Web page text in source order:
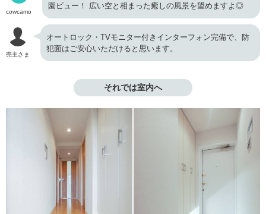
cowcamo
園ビュー！ 広い空と相まった癒しの風景を望めますよ◎
売主さま
オートロック・TVモニター付きインターフォン完備で、防
犯面はご安心いただけると思います。
それでは室内へ